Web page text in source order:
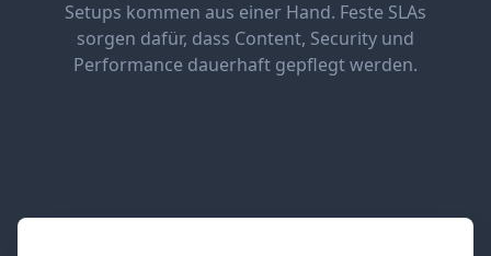
Setups kommen aus einer Hand. Feste SLAs
sorgen dafür, dass Content, Security und
Performance dauerhaft gepflegt werden.